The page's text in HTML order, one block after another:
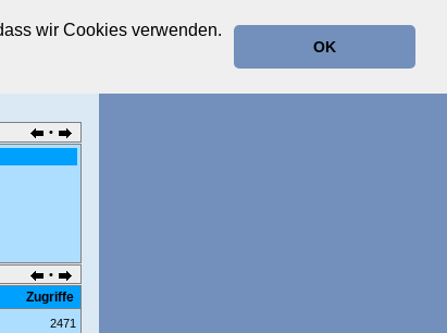
wir Cookies verwenden.
OK
•
•
Zugriffe
2471